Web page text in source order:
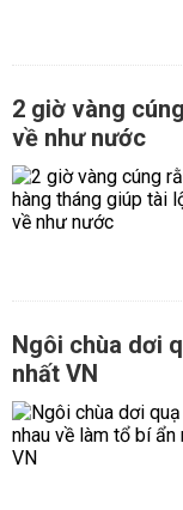
2 giờ vàng
về như nước
Ngôi chùa dơi
nhất VN